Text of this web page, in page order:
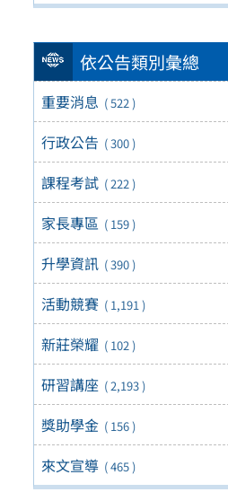
依公告類別彙總
重要消息 ( 522 )
行政公告 ( 300 )
課程考試 ( 222 )
家長專區 ( 159 )
升學資訊 ( 390 )
活動競賽 ( 1,191 )
新莊榮耀 ( 102 )
研習講座 ( 2,193 )
獎助學金 ( 156 )
來文宣導 ( 465 )